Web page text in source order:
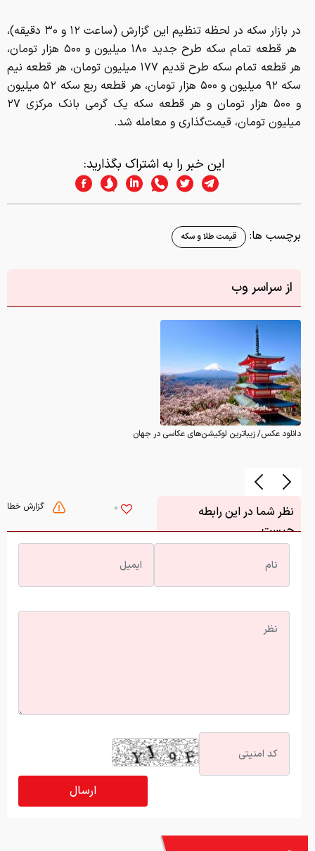
در بازار سکه در لحظه تنظیم این گزارش (ساعت ۱۲ و ۳۰ دقیقه)،
‌ هر قطعه تمام سکه طرح جدید ۱۸۰ میلیون و ۵۰۰ هزار تومان،
هر قطعه تمام سکه طرح قدیم ۱۷۷ میلیون تومان، هر قطعه نیم
سکه ۹۲ میلیون و ۵۰۰ هزار تومان، هر قطعه ربع سکه ۵۲ میلیون
و ۵۰۰ هزار تومان و هر قطعه سکه یک گرمی بانک مرکزی ۲۷
میلیون تومان، قیمت‌گذاری و معامله شد.
این خبر را به اشتراک بگذارید:
برچسب ها: قیمت طلا و سکه
از سراسر وب
دانلود عکس/ زیباترین لوکیشن‌های عکاسی در جهان
گزارش خطا 0
نظر شما در این رابطه
چیست